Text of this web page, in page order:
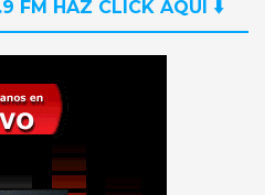
FM HAZ CLICK AQUI ⬇️